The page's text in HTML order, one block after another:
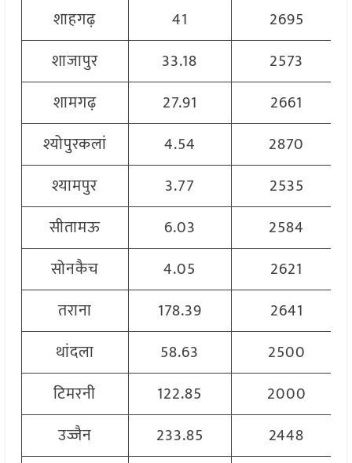
शाहगढ़
41
2695
शाजापुर
33.18
2573
शामगढ़
27.91
2661
श्योपुरकलां
4.54
2870
श्यामपुर
3.77
2535
सीतामऊ
6.03
2584
सोनकैच
4.05
2621
तराना
178.39
2641
थांदला
58.63
2500
टिमरनी
122.85
2000
उज्जैन
233.85
2448